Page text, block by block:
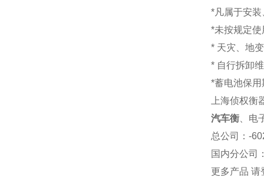
*凡属于安
*未按规定
* 天灾、地
* 自行拆卸
*蓄电池保用
上海侦权
汽车衡 、
总公司
：-
国内分公司
更多产品 请